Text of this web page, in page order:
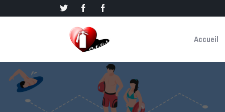
Accueil